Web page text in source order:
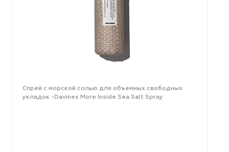
Спрей с морской солью для объемных свободных
укладок -Davines More Inside Sea Salt Spray